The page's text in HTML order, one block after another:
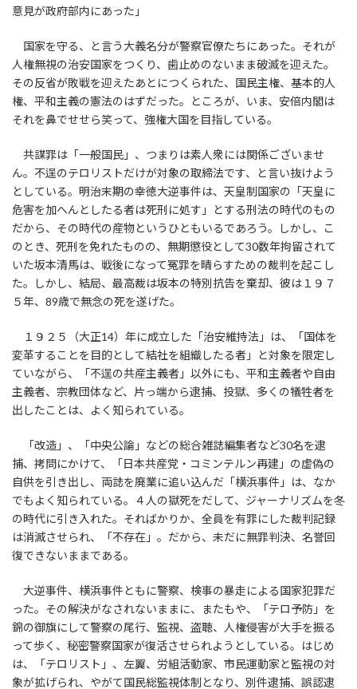
意見が政府部内にあった」
国家を守る、と言う大義名分が警察官僚たちにあった。それが
人権無視の治安国家をつくり、歯止めのないまま破滅を迎えた。
その反省が敗戦を迎えたあとにつくられた、国民主権、基本的人
権、平和主義の憲法のはずだった。ところが、いま、安倍内閣は
それを鼻でせせら笑って、強権大国を目指している。
共謀罪は「一般国民」、つまりは素人衆には関係ございませ
ん。不逞のテロリストだけが対象の取締法です、と言い抜けよう
としている。明治末期の幸徳大逆事件は、天皇制国家の「天皇に
危害を加へんとしたる者は死刑に処す」とする刑法の時代のもの
だから、その時代の産物というひともいるであろう。しかし、こ
のとき、死刑を免れたものの、無期懲役として30数年拘留されて
いた坂本清馬は、戦後になって冤罪を晴らすための裁判を起こし
た。しかし、結局、最高裁は坂本の特別抗告を棄却、彼は１９７
５年、89歳で無念の死を遂げた。
１９２５（大正14）年に成立した「治安維持法」は、「国体を
変革することを目的として結社を組織したる者」と対象を限定し
ていながら、「不逞の共産主義者」以外にも、平和主義者や自由
主義者、宗教団体など、片っ端から逮捕、投獄、多くの犠牲者を
出したことは、よく知られている。
「改造」、「中央公論」などの総合雑誌編集者など30名を逮
捕、拷問にかけて、「日本共産党・コミンテルン再建」の虚偽の
自供を引き出し、両誌を廃業に追い込んだ「横浜事件」は、なか
でもよく知られている。４人の獄死をだして、ジャーナリズムを冬
の時代に引き入れた。そればかりか、全員を有罪にした裁判記録
は消滅させられ、「不存在」。だから、未だに無罪判決、名誉回
復できないままである。
大逆事件、横浜事件ともに警察、検事の暴走による国家犯罪だ
った。その解決がなされないままに、またもや、「テロ予防」を
錦の御旗にして警察の尾行、監視、盗聴、人権侵害が大手を振る
って歩く、秘密警察国家が復活させられようとしている。はじめ
は、「テロリスト」、左翼、労組活動家、市民運動家と監視の対
象が拡げられ、やがて国民総監視体制となり、別件逮捕、誤認逮